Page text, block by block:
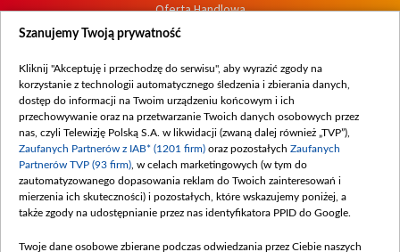
Oferta Handlowa
Dostępność
Procedura zgłoszeń wewnętrznych
Szanujemy Twoją prywatność
Kliknij "Akceptuję i przechodzę do serwisu", aby wyrazić zgody na
korzystanie z technologii automatycznego śledzenia i zbierania danych,
dostęp do informacji na Twoim urządzeniu końcowym i ich
przechowywanie oraz na przetwarzanie Twoich danych osobowych przez
nas, czyli Telewizję Polską S.A. w likwidacji (zwaną dalej również „TVP”),
Zaufanych Partnerów z IAB* (1201 firm) oraz pozostałych Zaufanych
Partnerów TVP (93 firm) , w celach marketingowych (w tym do
zautomatyzowanego dopasowania reklam do Twoich zainteresowań i
mierzenia ich skuteczności) i pozostałych, które wskazujemy poniżej, a
także zgody na udostępnianie przez nas identyfikatora PPID do Google.
Twoje dane osobowe zbierane podczas odwiedzania przez Ciebie naszych